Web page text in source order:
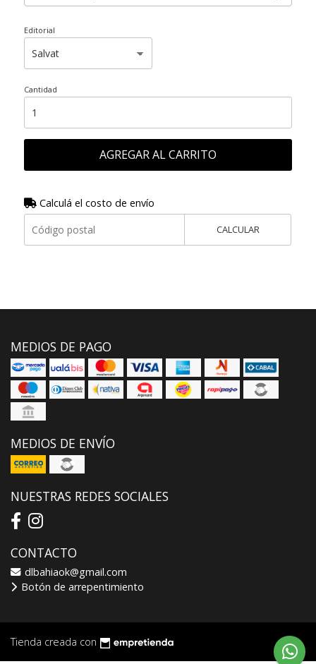
Editorial
Cantidad
AGREGAR AL CARRITO
Calculá el costo de envío
CALCULAR
MEDIOS DE PAGO
MEDIOS DE ENVÍO
NUESTRAS REDES SOCIALES
CONTACTO
dlbahiaok@gmail.com
Botón de arrepentimiento
Tienda creada con